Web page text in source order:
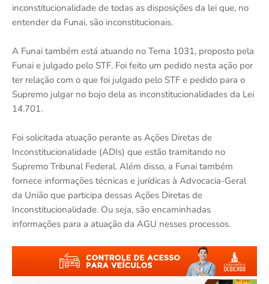
inconstitucionalidade de todas as disposições da lei que, no
entender da Funai, são inconstitucionais.
A Funai também está atuando no Tema 1031, proposto pela
Funai e julgado pelo STF. Foi feito um pedido nesta ação por
ter relação com o que foi julgado pelo STF e pedido para o
Supremo julgar no bojo dela as inconstitucionalidades da Lei
14.701.
Foi solicitada atuação perante as Ações Diretas de
Inconstitucionalidade (ADIs) que estão tramitando no
Supremo Tribunal Federal. Além disso, a Funai também
fornece informações técnicas e jurídicas à Advocacia-Geral
da União que participa dessas Ações Diretas de
Inconstitucionalidade. Ou seja, são encaminhadas
informações para a atuação da AGU nesses processos.